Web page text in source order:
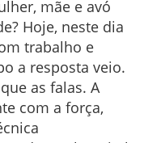
mãe e avó
Hoje, neste dia
trabalho e
a resposta veio.
as falas. A
com a força,